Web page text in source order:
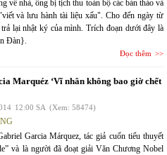
về nhà, ông bị tịch thu toàn bộ các bản thảo và
và lưu hành tài liệu xấu". Cho đến ngày từ
lại nhật ký của mình. Trích đoạn dưới đây là
Đàn}.
Đọc thêm
Marquéz ‘Vĩ nhân không bao giờ chết
12:00 SA (Xem: 58474)
Garcia Márquez, tác giả cuốn tiểu thuyết
và là người đã đoạt giải Văn Chương Nobel